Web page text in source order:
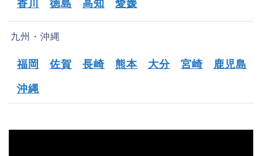
香川 徳島 高知 愛媛
九州・沖縄
福岡 佐賀 長崎 熊本 大分 宮崎 鹿児島
沖縄